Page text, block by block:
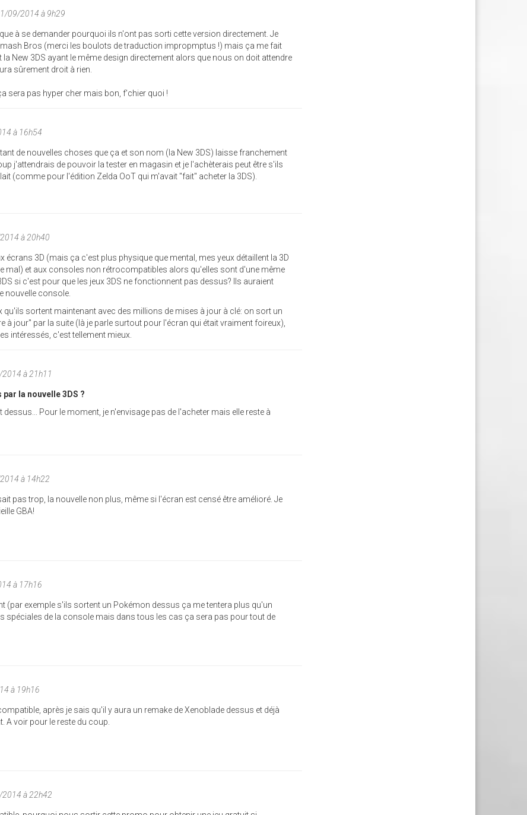
09/2014 à 9h29
à se demander pourquoi ils n'ont pas sorti cette version directement. Je
Bros (merci les boulots de traduction impropmptus !) mais ça me fait
la New 3DS ayant le même design directement alors que nous on doit attendre
sûrement droit à rien.
sera pas hyper cher mais bon, f'chier quoi !
à 16h54
de nouvelles choses que ça et son nom (la New 3DS) laisse franchement
j'attendrais de pouvoir la tester en magasin et je l'achèterais peut être s'ils
(comme pour l'édition Zelda OoT qui m'avait "fait" acheter la 3DS).
à 20h40
écrans 3D (mais ça c'est plus physique que mental, mes yeux détaillent la 3D
mal) et aux consoles non rétrocompatibles alors qu'elles sont d'une même
si c'est pour que les jeux 3DS ne fonctionnent pas dessus? Ils auraient
nouvelle console.
qu'ils sortent maintenant avec des millions de mises à jour à clé: on sort un
à jour" par la suite (là je parle surtout pour l'écran qui était vraiment foireux),
intéressés, c'est tellement mieux.
à 21h11
la nouvelle 3DS ?
Pour le moment, je n'envisage pas de l'acheter mais elle reste à
à 14h22
pas trop, la nouvelle non plus, même si l'écran est censé être amélioré. Je
GBA!
à 17h16
(par exemple s'ils sortent un Pokémon dessus ça me tentera plus qu'un
spéciales de la console mais dans tous les cas ça sera pas pour tout de
à 19h16
après je sais qu'il y aura un remake de Xenoblade dessus et déjà
A voir pour le reste du coup.
à 22h42